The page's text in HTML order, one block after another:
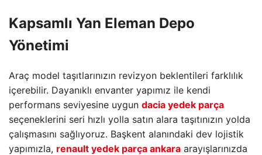
Kapsamlı Yan Eleman Depo
Yönetimi
Araç model taşıtlarınızın revizyon beklentileri farklılık
içerebilir. Dayanıklı envanter yapımız ile kendi
performans seviyesine uygun dacia yedek parça
seçeneklerini seri hızlı yolla satın alara taşıtınızın yolda
çalışmasını sağlıyoruz. Başkent alanındaki dev lojistik
yapımızla, renault yedek parça ankara arayışlarınızda